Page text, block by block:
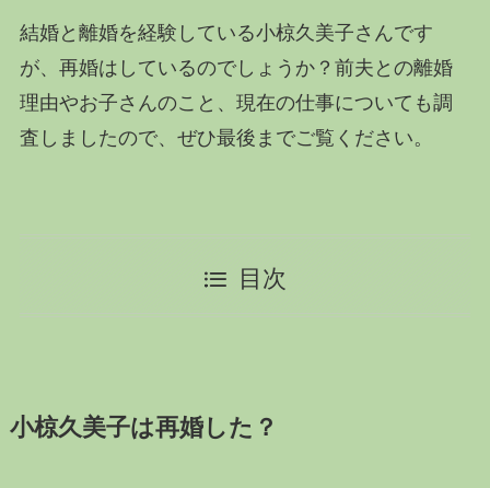
結婚と離婚を経験している小椋久美子さんです
が、再婚はしているのでしょうか？前夫との離婚
理由やお子さんのこと、現在の仕事についても調
査しましたので、ぜひ最後までご覧ください。
目次
小椋久美子は再婚した？